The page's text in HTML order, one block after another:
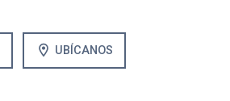
location_on UBÍCANOS